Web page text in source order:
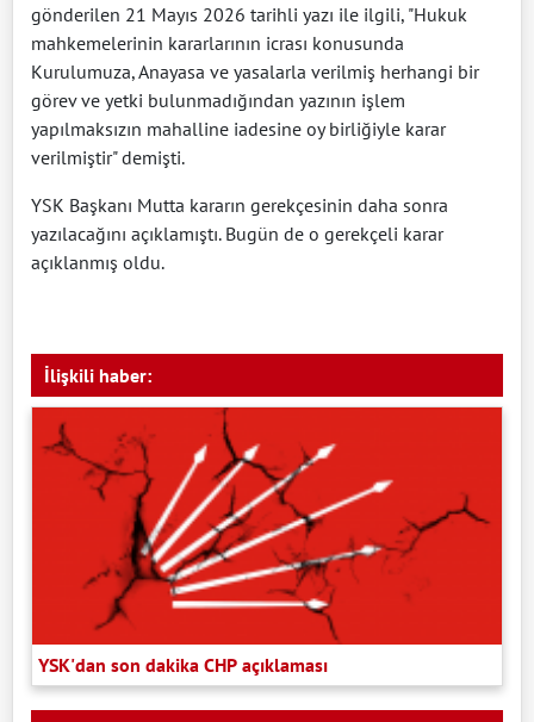
gönderilen 21 Mayıs 2026 tarihli yazı ile ilgili, "Hukuk
mahkemelerinin kararlarının icrası konusunda
Kurulumuza, Anayasa ve yasalarla verilmiş herhangi bir
görev ve yetki bulunmadığından yazının işlem
yapılmaksızın mahalline iadesine oy birliğiyle karar
verilmiştir" demişti.
YSK Başkanı Mutta kararın gerekçesinin daha sonra
yazılacağını açıklamıştı. Bugün de o gerekçeli karar
açıklanmış oldu.
İlişkili haber:
YSK'dan son dakika CHP açıklaması